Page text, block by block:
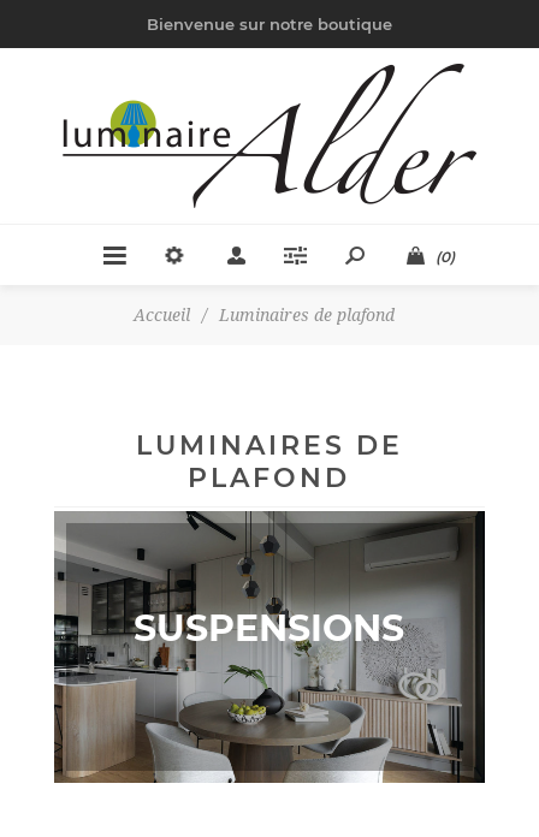
Bienvenue sur notre boutique
(0)
Accueil / Luminaires de plafond
SUSPENSIONS
LUMINAIRES DE
PLAFOND